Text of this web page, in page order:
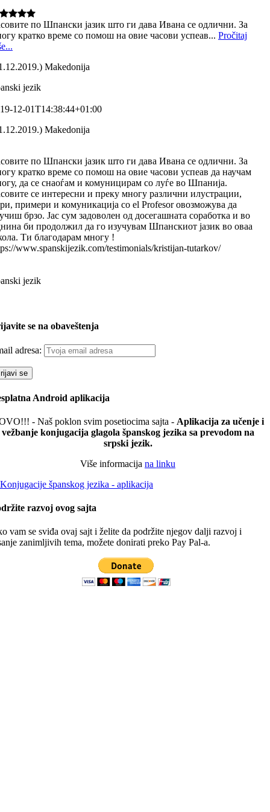
по Шпански јазик што ги дава Ивана се одлични. За
кратко време со помош на овие часови успеав... Pročitaj
Makedonija
jezik
12-01T14:38:44+01:00
Makedonija
по Шпански јазик што ги дава Ивана се одлични. За
кратко време со помош на овие часови успеав да научам
да се снаоѓам и комуницирам со луѓе во Шпанија.
се интересни и преку многу различни илустрации,
примери и комуникација со el Profesor овозможува да
брзо. Јас сум задоволен од досегашната соработка и во
би продолжил да го изучувам Шпанскиот јазик во оваа
Ти благодарам многу !
www.spanskijezik.com/testimonials/kristijan-tutarkov/
jezik
se na obaveštenja
adresa:
Android aplikacija
- Naš poklon svim posetiocima sajta - Aplikacija za učenje i
vežbanje konjugacija glagola španskog jezika sa prevodom na
srpski jezik.
Više informacija na linku
razvoj ovog sajta
vam se sviđa ovaj sajt i želite da podržite njegov dalji razvoj i
zanimljivih tema, možete donirati preko Pay Pal-a.